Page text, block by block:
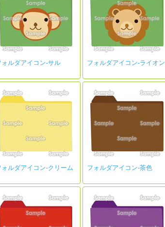
ォルダアイコン-サル フォルダアイコン-ライオン
ォルダアイコン-クリーム フォルダアイコン-茶色